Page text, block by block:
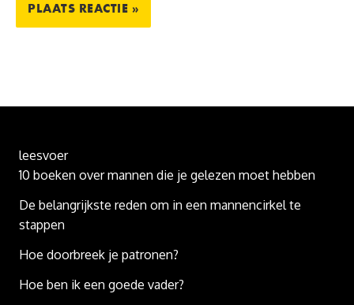
leesvoer
10 boeken over mannen die je gelezen moet hebben
De belangrijkste reden om in een mannencirkel te
stappen
Hoe doorbreek je patronen?
Hoe ben ik een goede vader?